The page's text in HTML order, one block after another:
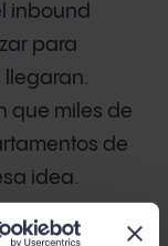
inbound
para
llegaran.
que miles de
de
idea.
El